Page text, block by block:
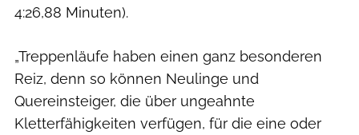
4:26,88 Minuten).
„Treppenläufe haben einen ganz besonderen
Reiz, denn so können Neulinge und
Quereinsteiger, die über ungeahnte
Kletterfähigkeiten verfügen, für die eine oder